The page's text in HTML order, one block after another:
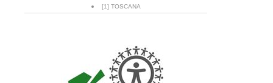
[1] TOSCANA